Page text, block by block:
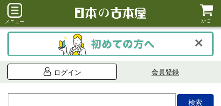
メニュー かご
ログイン 会員登録